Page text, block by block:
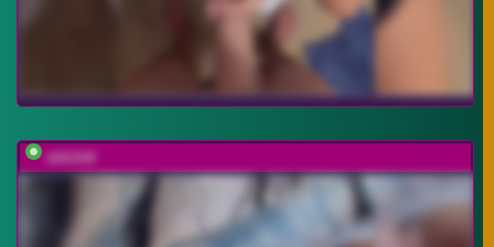
witchdi